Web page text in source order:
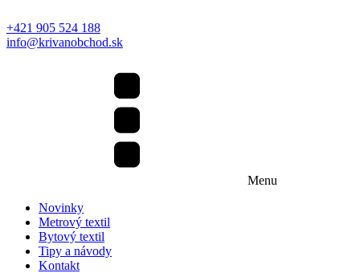
+421 905 524 188
info@krivanobchod.sk
Menu
Novinky
Metrový textil
Bytový textil
Tipy a návody
Kontakt